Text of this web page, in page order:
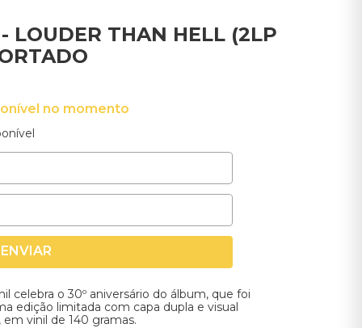
LOUDER THAN HELL (2LP
no momento
ENVIAR
celebra o 30º aniversário do álbum, que foi
edição limitada com capa dupla e visual
vinil de 140 gramas.